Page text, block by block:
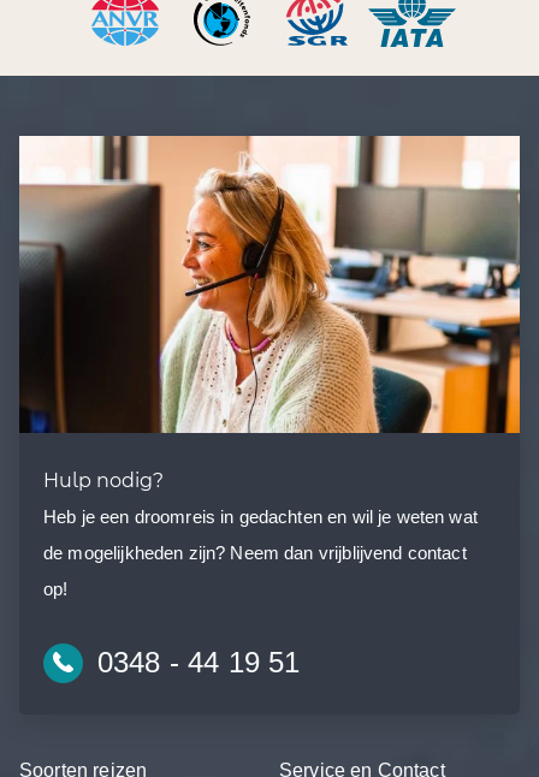
Hulp nodig?
Heb je een droomreis in gedachten en wil je weten wat
de mogelijkheden zijn? Neem dan vrijblijvend contact
op!
0348 - 44 19 51
Soorten reizen Service en Contact